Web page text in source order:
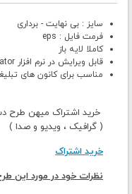
سایز : بی نهایت - برداری
فرمت فایل : eps
کاملا لایه باز
قابل ویرایش در نرم افزار Adobe illustrator و ...
مناسب برای کانون های
خرید اشتراک میهن طرح
( گرافیک ، ویدیو و صدا )
خرید اشتراک
نظرات خود در مورد این